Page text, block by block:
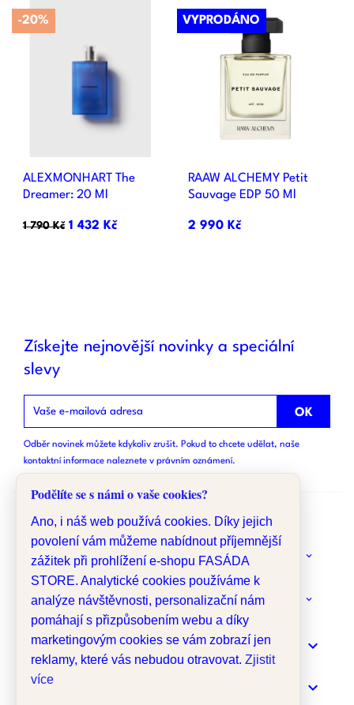
ALEXMONHART The
Dreamer: 20 Ml
1 790 Kč 1 432 Kč
-20%
RAAW ALCHEMY Petit
Sauvage EDP 50 Ml
2 990 Kč
VYPRODÁNO
Získejte nejnovější novinky a speciální
slevy
Odběr novinek můžete kdykoliv zrušit. Pokud to chcete udělat, naše
kontaktní informace naleznete v právním oznámení.
O NÁS keyboard_arrow_down
MÁTE DOTAZ? keyboard_arrow_down
INFORMACE 
MENU 
Podělíte se s námi o vaše cookies?
Ano, i náš web používá cookies. Díky jejich
povolení vám můžeme nabídnout příjemnější
zážitek při prohlížení e-shopu FASÁDA
STORE. Analytické cookies používáme k
analýze návštěvnosti, personalizační nám
pomáhají s přizpůsobením webu a díky
marketingovým cookies se vám zobrazí jen
reklamy, které vás nebudou otravovat. Zjistit
více